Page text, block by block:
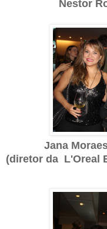
Nestor Rocha
Jana Moraes,
(diretor da L'Oreal